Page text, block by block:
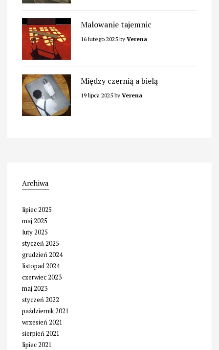
Malowanie tajemnic
16 lutego 2025 by Verena
Między czernią a bielą
19 lipca 2025 by Verena
Archiwa
lipiec 2025
maj 2025
luty 2025
styczeń 2025
grudzień 2024
listopad 2024
czerwiec 2023
maj 2023
styczeń 2022
październik 2021
wrzesień 2021
sierpień 2021
lipiec 2021